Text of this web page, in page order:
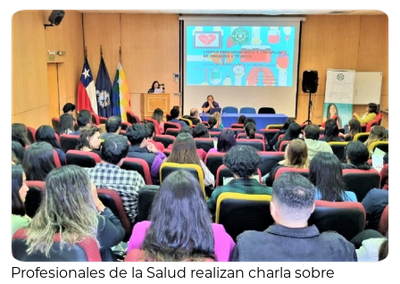
Profesionales de la Salud realizan charla sobre